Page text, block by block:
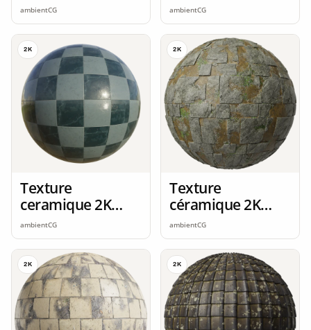
seamless
ambientCG seamless
ambientCG
2K
Texture
ceramique 2K
seamless
ambientCG
2K
Texture
céramique 2K
seamless
ambientCG
2K 2K